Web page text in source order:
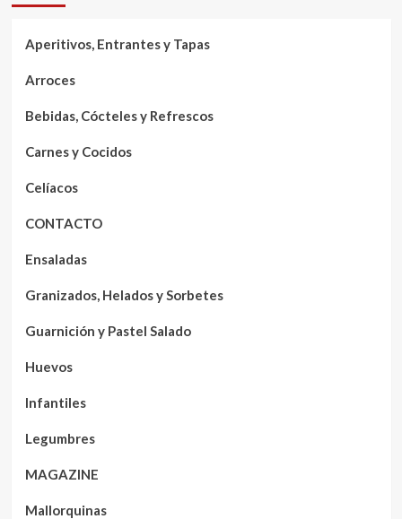
Aperitivos, Entrantes y Tapas
Arroces
Bebidas, Cócteles y Refrescos
Carnes y Cocidos
Celíacos
CONTACTO
Ensaladas
Granizados, Helados y Sorbetes
Guarnición y Pastel Salado
Huevos
Infantiles
Legumbres
MAGAZINE
Mallorquinas